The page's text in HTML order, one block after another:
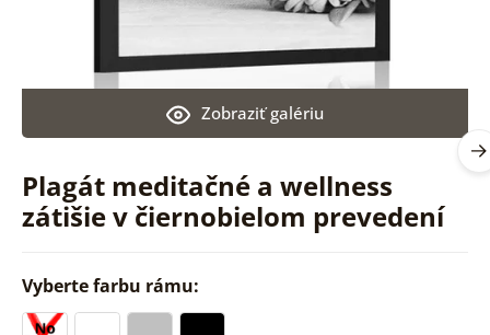
Plagát meditačné a wellness
zátišie v čiernobielom prevedení
Zobraziť galériu
Vyberte farbu rámu: